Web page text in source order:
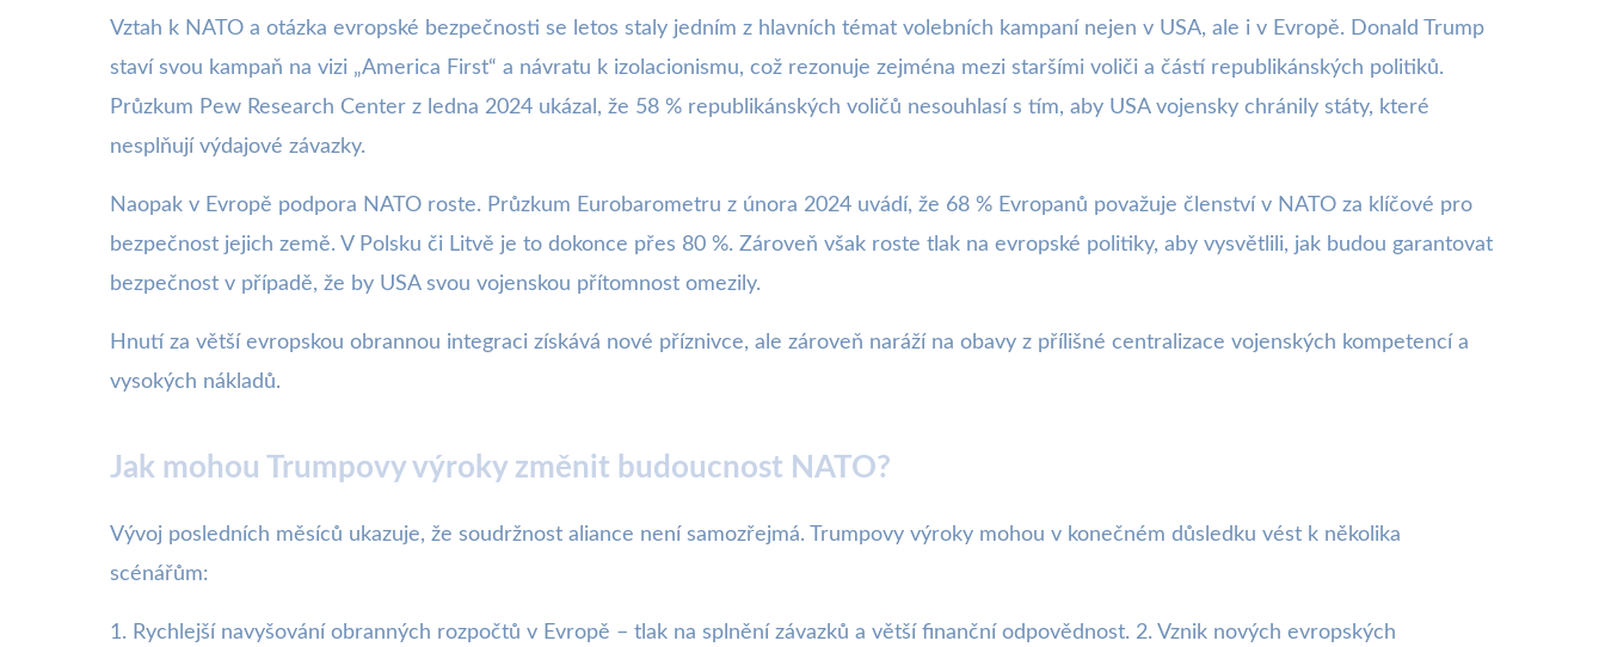
Vztah k NATO a otázka evropské bezpečnosti se letos staly jedním z hlavních témat volebních kampaní nejen v USA, ale i v Evropě. Donald Trump
staví svou kampaň na vizi „America First“ a návratu k izolacionismu, což rezonuje zejména mezi staršími voliči a částí republikánských politiků.
Průzkum Pew Research Center z ledna 2024 ukázal, že 58 % republikánských voličů nesouhlasí s tím, aby USA vojensky chránily státy, které
nesplňují výdajové závazky.
Naopak v Evropě podpora NATO roste. Průzkum Eurobarometru z února 2024 uvádí, že 68 % Evropanů považuje členství v NATO za klíčové pro
bezpečnost jejich země. V Polsku či Litvě je to dokonce přes 80 %. Zároveň však roste tlak na evropské politiky, aby vysvětlili, jak budou garantovat
bezpečnost v případě, že by USA svou vojenskou přítomnost omezily.
Hnutí za větší evropskou obrannou integraci získává nové příznivce, ale zároveň naráží na obavy z přílišné centralizace vojenských kompetencí a
vysokých nákladů.
Jak mohou Trumpovy výroky změnit budoucnost NATO?
Vývoj posledních měsíců ukazuje, že soudržnost aliance není samozřejmá. Trumpovy výroky mohou v konečném důsledku vést k několika
scénářům:
1. Rychlejší navyšování obranných rozpočtů v Evropě – tlak na splnění závazků a větší finanční odpovědnost. 2. Vznik nových evropských